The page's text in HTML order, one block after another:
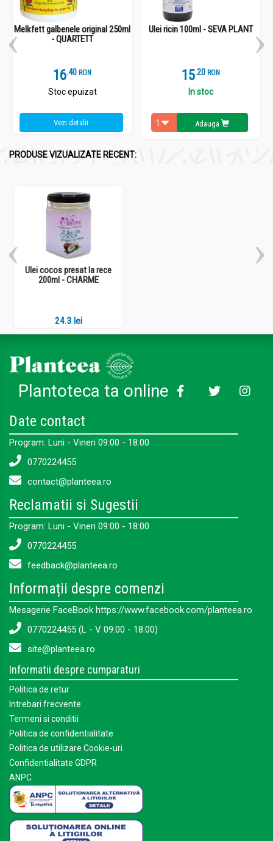
Melkfett galbenele original 250ml
- QUARTETT
16.4 RON
Stoc epuizat
Vezi detalii
Ulei ricin 100ml - SEVA PLANT
15.2 RON
In stoc
Adauga
PRODUSE VIZUALIZATE RECENT:
Ulei cocos presat la rece
200ml - CHARME
24.3 lei
Plantoteca ta online
Date contact
Program: Luni - Vineri 09:00 - 18:00
0770224455
contact@planteea.ro
Reclamatii si Sugestii
Program: Luni - Vineri 09:00 - 18:00
0770224455
feedback@planteea.ro
Informații despre comenzi
Mesagerie FaceBook https://www.facebook.com/planteea.ro
0770224455 (L - V 09:00 - 18:00)
site@planteea.ro
Informatii despre cumparaturi
Politica de retur
Intrebari frecvente
Termeni si conditii
Politica de confidentialitate
Politica de utilizare Cookie-uri
Confidentialitate GDPR
ANPC